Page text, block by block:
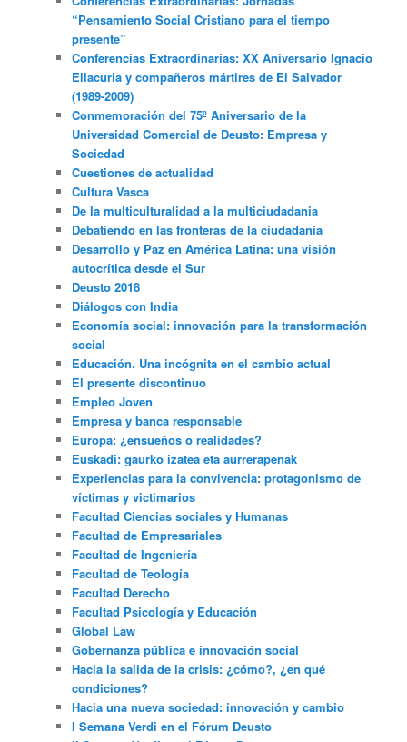
“Pensamiento Social Cristiano para el tiempo
presente”
Conferencias Extraordinarias: XX Aniversario Ignacio
Ellacuria y compañeros mártires de El Salvador
(1989-2009)
Conmemoración del 75º Aniversario de la
Universidad Comercial de Deusto: Empresa y
Sociedad
Cuestiones de actualidad
Cultura Vasca
De la multiculturalidad a la multiciudadania
Debatiendo en las fronteras de la ciudadanía
Desarrollo y Paz en América Latina: una visión
autocrítica desde el Sur
Deusto 2018
Diálogos con India
Economía social: innovación para la transformación
social
Educación. Una incógnita en el cambio actual
El presente discontinuo
Empleo Joven
Empresa y banca responsable
Europa: ¿ensueños o realidades?
Euskadi: gaurko izatea eta aurrerapenak
Experiencias para la convivencia: protagonismo de
víctimas y victimarios
Facultad Ciencias sociales y Humanas
Facultad de Empresariales
Facultad de Ingeniería
Facultad de Teología
Facultad Derecho
Facultad Psicología y Educación
Global Law
Gobernanza pública e innovación social
Hacia la salida de la crisis: ¿cómo?, ¿en qué
condiciones?
Hacia una nueva sociedad: innovación y cambio
I Semana Verdi en el Fórum Deusto